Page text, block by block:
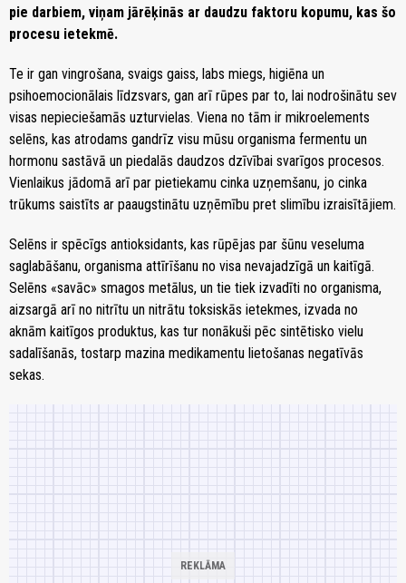
pie darbiem, viņam jārēķinās ar daudzu faktoru kopumu, kas šo
procesu ietekmē.
Te ir gan vingrošana, svaigs gaiss, labs miegs, higiēna un
psihoemocionālais līdzsvars, gan arī rūpes par to, lai nodrošinātu sev
visas nepieciešamās uzturvielas. Viena no tām ir mikroelements
selēns, kas atrodams gandrīz visu mūsu organisma fermentu un
hormonu sastāvā un piedalās daudzos dzīvībai svarīgos procesos.
Vienlaikus jādomā arī par pietiekamu cinka uzņemšanu, jo cinka
trūkums saistīts ar paaugstinātu uzņēmību pret slimību izraisītājiem.
Selēns ir spēcīgs antioksidants, kas rūpējas par šūnu veseluma
saglabāšanu, organisma attīrīšanu no visa nevajadzīgā un kaitīgā.
Selēns «savāc» smagos metālus, un tie tiek izvadīti no organisma,
aizsargā arī no nitrītu un nitrātu toksiskās ietekmes, izvada no
aknām kaitīgos produktus, kas tur nonākuši pēc sintētisko vielu
sadalīšanās, tostarp mazina medikamentu lietošanas negatīvās
sekas.